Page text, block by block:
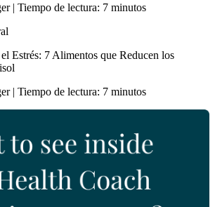
| Tiempo de lectura: 7 minutos
Estrés: 7 Alimentos que Reducen los
| Tiempo de lectura: 7 minutos